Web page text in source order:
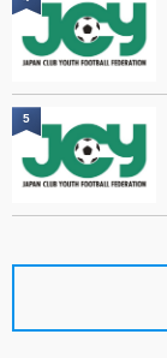
5